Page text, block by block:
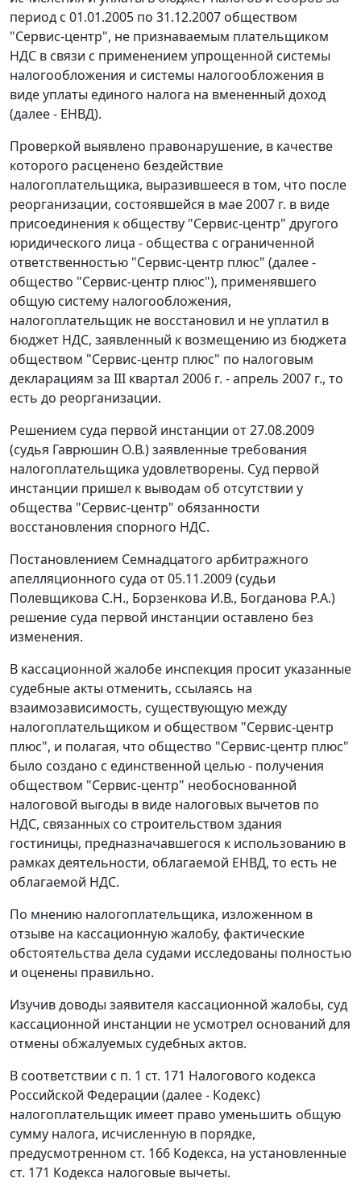
период с 01.01.2005 по 31.12.2007 обществом
"Сервис-центр", не признаваемым плательщиком
НДС в связи с применением упрощенной системы
налогообложения и системы налогообложения в
виде уплаты единого налога на вмененный доход
(далее - ЕНВД).
Проверкой выявлено правонарушение, в качестве
которого расценено бездействие
налогоплательщика, выразившееся в том, что после
реорганизации, состоявшейся в мае 2007 г. в виде
присоединения к обществу "Сервис-центр" другого
юридического лица - общества с ограниченной
ответственностью "Сервис-центр плюс" (далее -
общество "Сервис-центр плюс"), применявшего
общую систему налогообложения,
налогоплательщик не восстановил и не уплатил в
бюджет НДС, заявленный к возмещению из бюджета
обществом "Сервис-центр плюс" по налоговым
декларациям за III квартал 2006 г. - апрель 2007 г., то
есть до реорганизации.
Решением суда первой инстанции от 27.08.2009
(судья Гаврюшин О.В.) заявленные требования
налогоплательщика удовлетворены. Суд первой
инстанции пришел к выводам об отсутствии у
общества "Сервис-центр" обязанности
восстановления спорного НДС.
Постановлением Семнадцатого арбитражного
апелляционного суда от 05.11.2009 (судьи
Полевщикова С.Н., Борзенкова И.В., Богданова Р.А.)
решение суда первой инстанции оставлено без
изменения.
В кассационной жалобе инспекция просит указанные
судебные акты отменить, ссылаясь на
взаимозависимость, существующую между
налогоплательщиком и обществом "Сервис-центр
плюс", и полагая, что общество "Сервис-центр плюс"
было создано с единственной целью - получения
обществом "Сервис-центр" необоснованной
налоговой выгоды в виде налоговых вычетов по
НДС, связанных со строительством здания
гостиницы, предназначавшегося к использованию в
рамках деятельности, облагаемой ЕНВД, то есть не
облагаемой НДС.
По мнению налогоплательщика, изложенном в
отзыве на кассационную жалобу, фактические
обстоятельства дела судами исследованы полностью
и оценены правильно.
Изучив доводы заявителя кассационной жалобы, суд
кассационной инстанции не усмотрел оснований для
отмены обжалуемых судебных актов.
В соответствии с п. 1 ст. 171 Налогового кодекса
Российской Федерации (далее - Кодекс)
налогоплательщик имеет право уменьшить общую
сумму налога, исчисленную в порядке,
предусмотренном ст. 166 Кодекса, на установленные
ст. 171 Кодекса налоговые вычеты.